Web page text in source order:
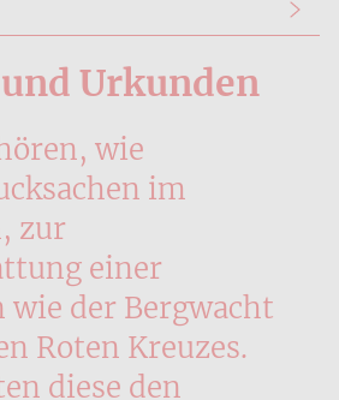
Urkunden
wie
im
zur
einer
wie der Bergwacht
Roten Kreuzes.
diese den